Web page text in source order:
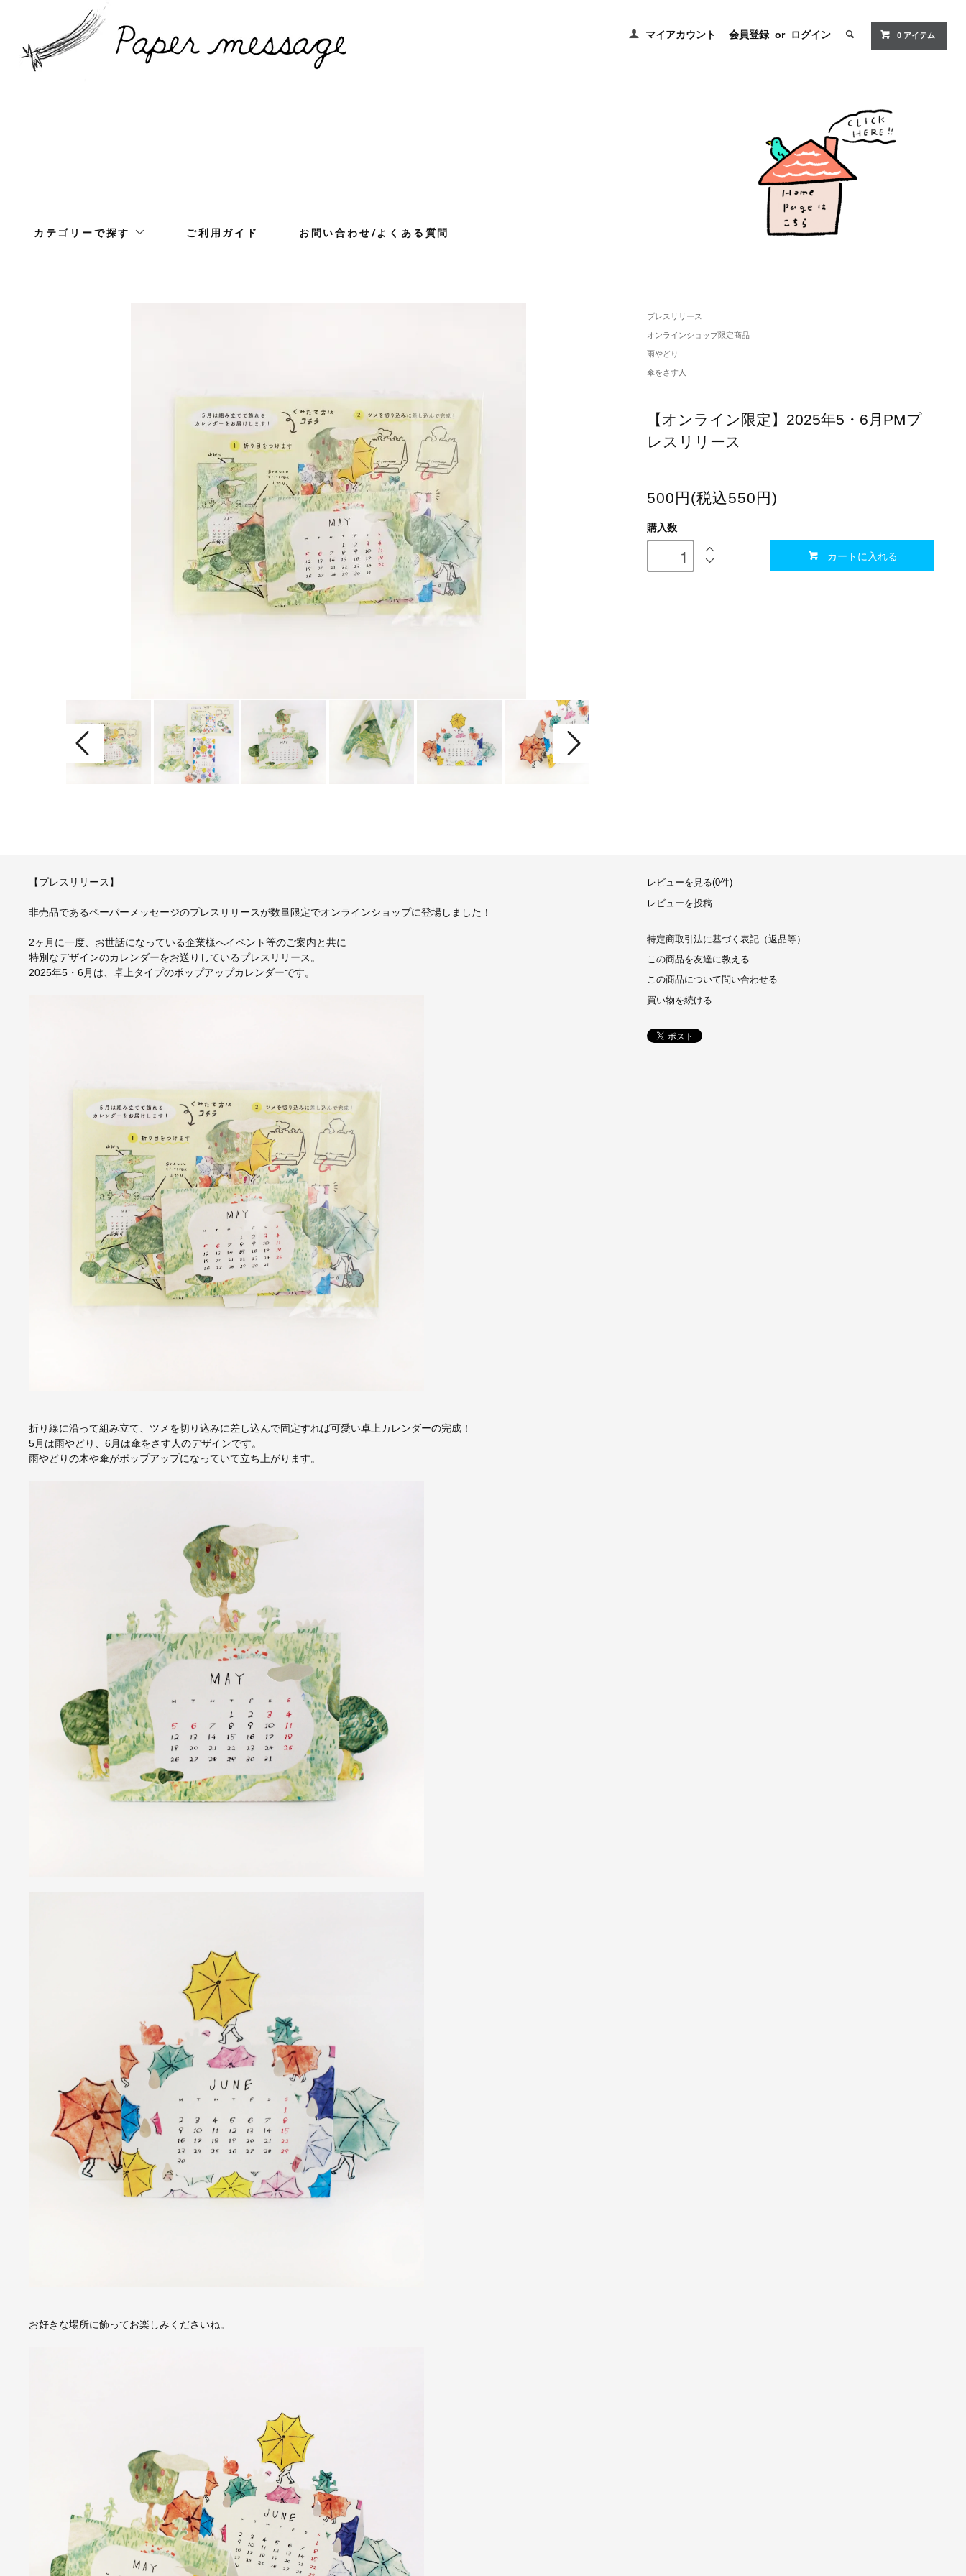
マイアカウント 会員登録 or ログイン 0 アイテム
カテゴリーで探す ご利用ガイド お問い合わせ/よくある質問
プレスリリース
オンラインショップ限定商品
雨やどり
傘をさす人
【オンライン限定】2025年5・6月PMプ
レスリリース
500円(税込550円)
購入数
カートに入れる
【プレスリリース】
非売品であるペーパーメッセージのプレスリリースが数量限定でオンラインショップに登場しました！
2ヶ月に一度、お世話になっている企業様へイベント等のご案内と共に
特別なデザインのカレンダーをお送りしているプレスリリース。
2025年5・6月は、卓上タイプのポップアップカレンダーです。
折り線に沿って組み立て、ツメを切り込みに差し込んで固定すれば可愛い卓上カレンダーの完成！
5月は雨やどり、6月は傘をさす人のデザインです。
雨やどりの木や傘がポップアップになっていて立ち上がります。
お好きな場所に飾ってお楽しみくださいね。
レビューを見る(0件)
レビューを投稿
特定商取引法に基づく表記（返品等）
この商品を友達に教える
この商品について問い合わせる
買い物を続ける